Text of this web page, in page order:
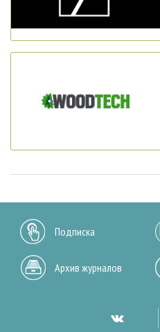
Подписка
Архив журналов